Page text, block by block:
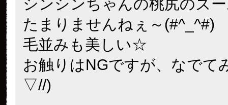
シンシンちゃんの桃尻のズ
たまりませんねぇ～(#^_^#)
毛並みも美しい☆
お触りはNGですが、なでて
▽//)